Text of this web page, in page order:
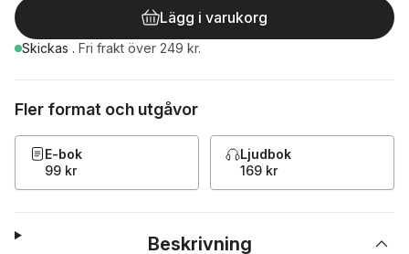
Lägg i varukorg
Skickas . Fri frakt över 249 kr.
Fler format och utgåvor
E-bok
99 kr
Ljudbok
169 kr
Beskrivning